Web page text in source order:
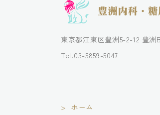
東京都江東区豊洲5-2-12 豊洲
Tel.03-5859-5047
ホーム